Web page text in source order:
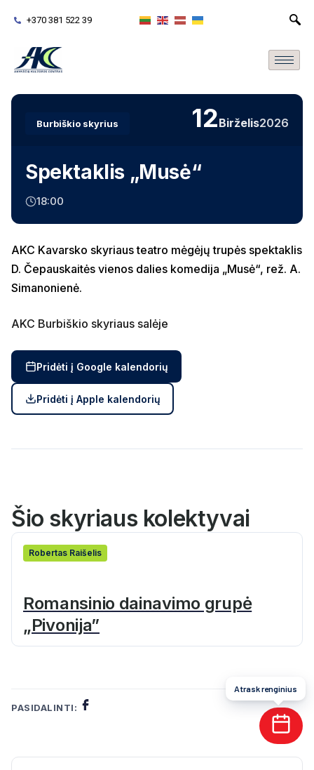
+370 381 522 39
Burbiškio skyrius 12Birželis2026
Spektaklis „Musė“
18:00
AKC Kavarsko skyriaus teatro mėgėjų trupės spektaklis
D. Čepauskaitės vienos dalies komedija „Musė“, rež. A.
Simanonienė.
AKC Burbiškio skyriaus salėje
Pridėti į Google kalendorių
Pridėti į Apple kalendorių
Šio skyriaus kolektyvai
Rober­tas Raišelis
Romansinio dainavimo grupė
„Pivonija”
PASIDALINTI:
Atrask renginius